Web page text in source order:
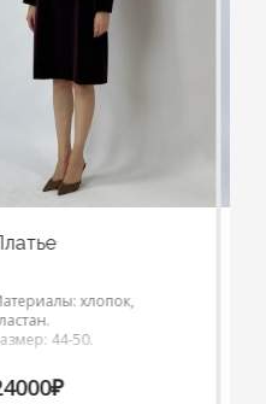
Платье
Материалы: шёлк-98%,
эластан-2 %.
Размер: 44-54.
18000